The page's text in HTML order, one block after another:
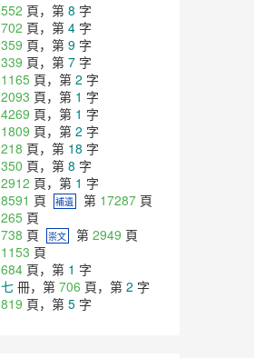
552 頁，第 8 字
702 頁，第 4 字
359 頁，第 9 字
339 頁，第 7 字
1165 頁，第 2 字
2093 頁，第 1 字
4269 頁，第 1 字
1809 頁，第 2 字
218 頁，第 18 字
350 頁，第 8 字
2912 頁，第 1 字
8591 頁 補遺 第 17287 頁
265 頁
738 頁 崇文 第 2949 頁
1153 頁
684 頁，第 1 字
七 冊，第 706 頁，第 2 字
819 頁，第 5 字